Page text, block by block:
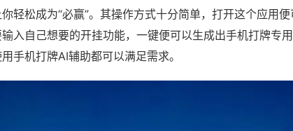
轻松成为“必赢”。其操作方式十分简单，打开这个应用
入自己想要的开挂功能，一键便可以生成出手机打牌专
手机打牌AI辅助都可以满足需求。